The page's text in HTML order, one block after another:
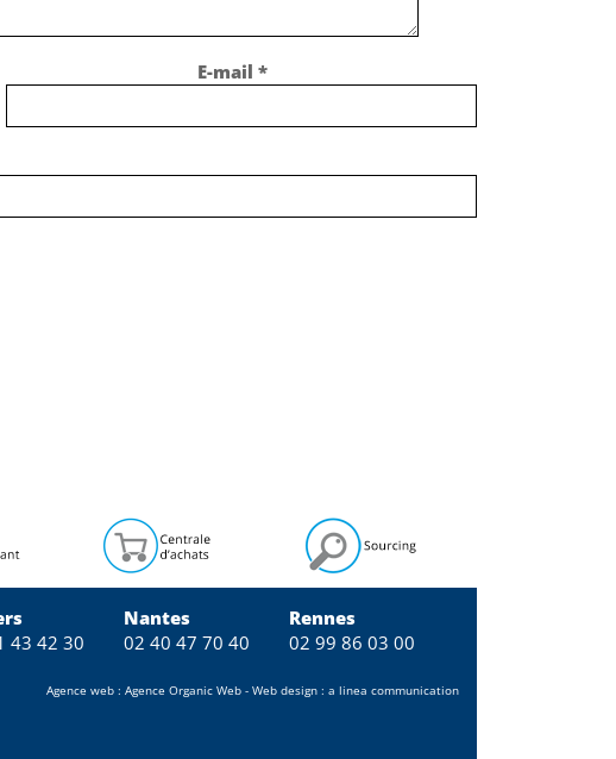
E-mail *
43 42 30
Nantes
02 40 47 70 40
Rennes
02 99 86 03 00
Agence web : Agence Organic Web - Web design : a linea communication